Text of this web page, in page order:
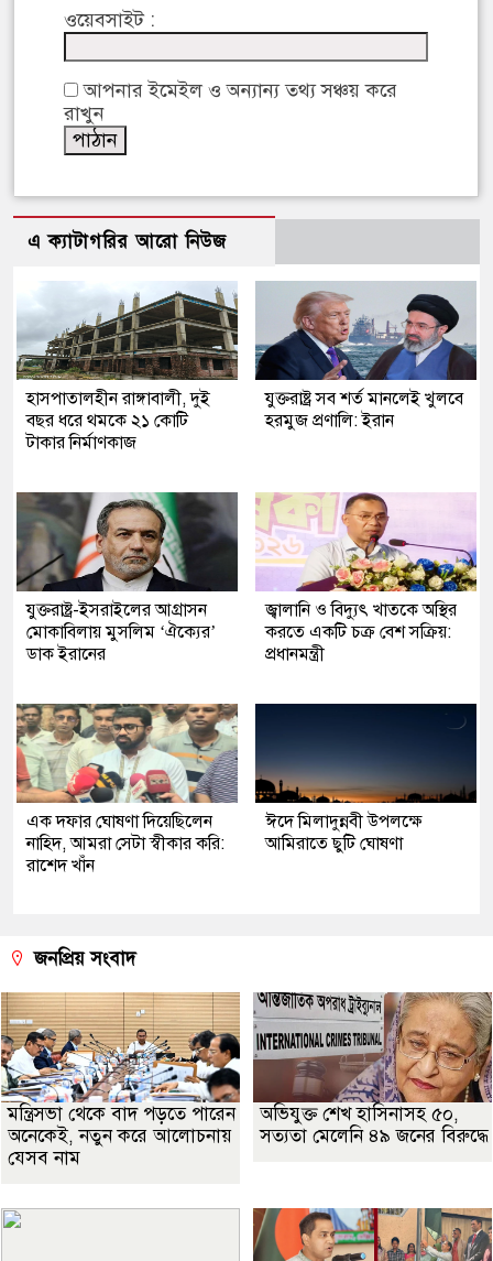
ওয়েবসাইট :
আপনার ইমেইল ও অন্যান্য তথ্য সঞ্চয় করে
রাখুন
এ ক্যাটাগরির আরো নিউজ
হাসপাতালহীন রাঙ্গাবালী, দুই
বছর ধরে থমকে ২১ কোটি
টাকার নির্মাণকাজ
যুক্তরাষ্ট্র সব শর্ত মানলেই খুলবে
হরমুজ প্রণালি: ইরান
যুক্তরাষ্ট্র-ইসরাইলের আগ্রাসন
মোকাবিলায় মুসলিম ‘ঐক্যের’
ডাক ইরানের
জ্বালানি ও বিদ্যুৎ খাতকে অস্থির
করতে একটি চক্র বেশ সক্রিয়:
প্রধানমন্ত্রী
এক দফার ঘোষণা দিয়েছিলেন
নাহিদ, আমরা সেটা স্বীকার করি:
রাশেদ খাঁন
ঈদে মিলাদুন্নবী উপলক্ষে
আমিরাতে ছুটি ঘোষণা
জনপ্রিয় সংবাদ
মন্ত্রিসভা থেকে বাদ পড়তে পারেন
অনেকেই, নতুন করে আলোচনায়
যেসব নাম
অভিযুক্ত শেখ হাসিনাসহ ৫০,
সত্যতা মেলেনি ৪৯ জনের বিরুদ্ধে